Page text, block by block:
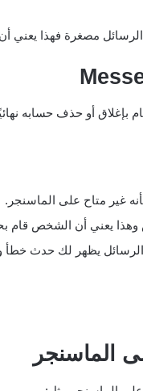
مصغرة فهذا يعني
أو حذف حسابه
غير متاح على الماسنجر.
وهذا يعني أن الشخص قام
الرسائل يظهر لك حدث